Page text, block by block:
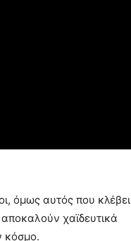
όμως αυτός που κλέβει
χαϊδευτικά
κόσμο.